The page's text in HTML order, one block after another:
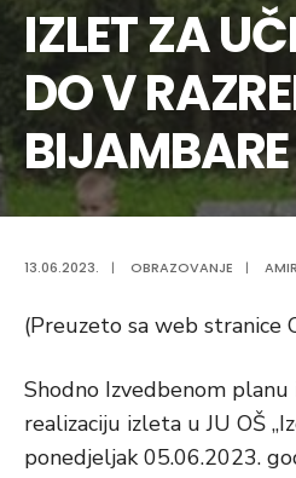
IZLET ZA
DO V
BIJAMBARE
13.06.2023. | OBRAZOVANJE |
(Preuzeto sa web stranice
Shodno Izvedbenom
realizaciju izleta u JU OŠ
ponedjeljak 05.06.2023.